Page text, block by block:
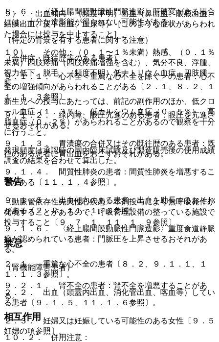
８．６． 〈経上腸間膜動脈性門脈造影〉肝硬変がある場合
には、十分な造影能が得られない可能性がある。
（特定の背景を有する患者に関する注意）
（合併症・既往歴等のある患者）
９．１．１． 心不全＜重篤な心不全を除く＞の患者：心不
全の増強傾向があらわれることがある〔２．１、８．２、１
１．１．３参照〕。
９．１．２． 緑内障、眼圧亢進のある患者：眼圧を亢進さ
せるおそれがある。
９．１．３． 胃潰瘍の合併又はその既往歴のある患者：既
往のある患者に胃出血をおこすおそれがある。
９．１．４． 間質性肺炎の患者：間質性肺炎を増悪するこ
とがある〔１１．１．４参照〕。
９．１．５． 出血傾向のある患者：出血を助長するおそれ
がある〔２．２、１１．１．６参照〕。
９．１．６． 〈経上腸間膜動脈性門脈造影〉重度食道静脈
瘤が認められている患者：門脈圧を上昇させるおそれがあ
る。
（腎機能障害患者）
９．２．１． 腎不全の患者：腎不全を増悪することがあ
る。
相互作用
１０．２． 併用注意：
９）． 出血傾向：（頻度不明）出血（鼻出血、眼底出血、
結膜出血、皮下出血、血尿等）［このような症状があらわれ
た場合には投与を中止すること］。
１０）． その他：（０．１〜１％未満）熱感、（０．１％
未満）四肢疼痛（四肢疼痛増強を含む）、気分不良、浮腫、
視力低下、脱毛、（頻度不明）低ナトリウム血症、四肢腫
脹。
新生児への投与にあたっては、前記の副作用のほか、低クロ
ール血症（１．３％）、低カルシウム血症（０．５％）、高
脂血症（０．２％）があらわれることがあるので観察を十分
に行うこと。
発現頻度は承認時の国内臨床試験及び製造販売後の使用成績
調査の結果を合わせて算出した。
警告
〈動脈管依存性先天性心疾患〉本剤投与により無呼吸発作が
発現することがあるので、呼吸管理設備の整っている施設で
投与すること〔９．７．１、１１．１．９参照〕。
禁忌
２．１． 重篤な心不全の患者〔８．２、９．１．１、１
１．１．３参照〕。
２．２． 出血（頭蓋内出血、消化管出血、喀血等）してい
る患者〔９．１．５、１１．１．６参照〕。
２．３． 妊婦又は妊娠している可能性のある女性〔９．５
妊婦の項参照〕。